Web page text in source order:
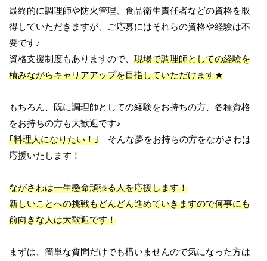
最終的に調理師や防火管理、食品衛生責任者などの資格を取
得していただきますが、ご応募にはそれらの資格や経験は不
要です♪
資格支援制度もありますので、 現場で調理師としての経験を
積みながらキャリアアップを目指していただけます★
もちろん、既に調理師としての経験をお持ちの方、各種資格
をお持ちの方も大歓迎です♪
｢料理人になりたい！｣ そんな夢をお持ちの方をながさわは
応援いたします！
ながさわは一生懸命頑張る人を応援します！
新しいことへの挑戦もどんどん進めていきますので何事にも
前向きな人は大歓迎です！
まずは、簡単な質問だけでも構いませんので気になった方は